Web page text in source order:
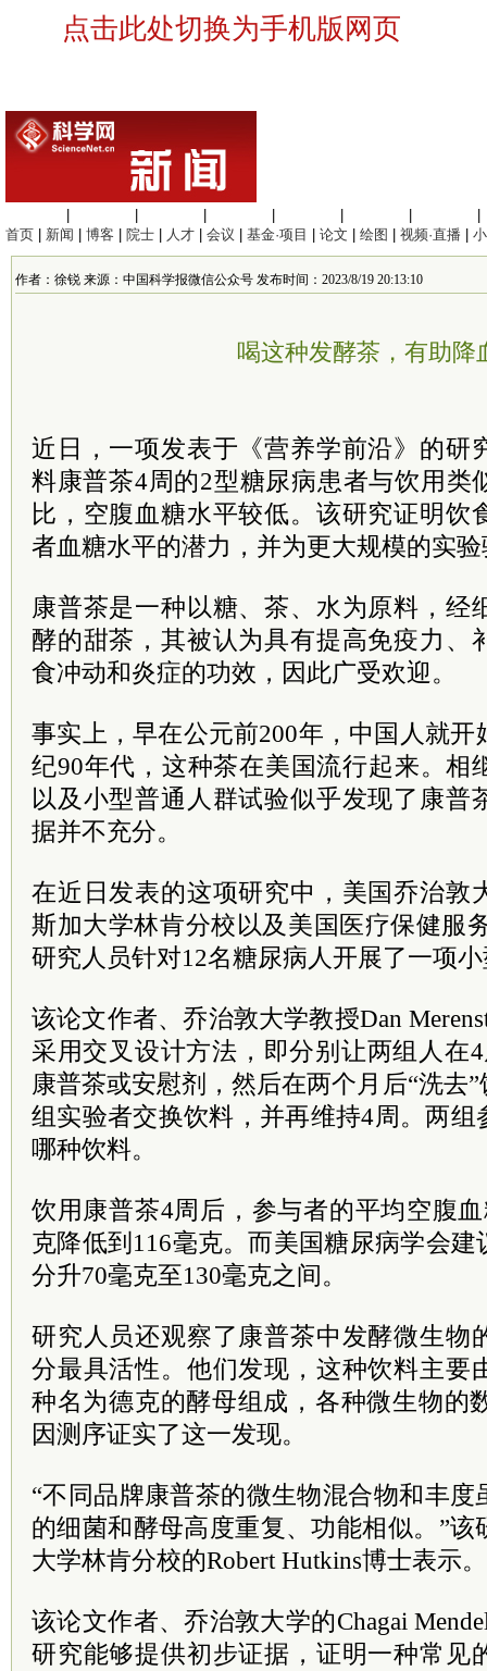
点击此处切换为手机版网页
首页
新闻 博客 院士 人才 会议 基金·项目 论文 绘图 视频·直播
作者：徐锐 来源：中国科学报微信公众号 发布时间：2023/8/19 20:13:10
喝这种发酵茶，有助降
近日，一项发表于《营养学前沿》的研
料康普茶4周的2型糖尿病患者与饮用类
比，空腹血糖水平较低。该研究证明饮
者血糖水平的潜力，并为更大规模的实
康普茶是一种以糖、茶、水为原料，经
酵的甜茶，其被认为具有提高免疫力、
食冲动和炎症的功效，因此广受欢迎。
事实上，早在公元前200年，中国人就开
纪90年代，这种茶在美国流行起来。相
以及小型普通人群试验似乎发现了康普
据并不充分。
在近日发表的这项研究中，美国乔治敦
斯加大学林肯分校以及美国医疗保健服
研究人员针对12名糖尿病人开展了一项
该论文作者、乔治敦大学教授Dan
采用交叉设计方法，即分别让两组人在
康普茶或安慰剂，然后在两个月后“洗去
组实验者交换饮料，并再维持4周。两
哪种饮料。
饮用康普茶4周后，参与者的平均空腹
克降低到116毫克。而美国糖尿病学会
分升70毫克至130毫克之间。
研究人员还观察了康普茶中发酵微生物
分最具活性。他们发现，这种饮料主要
种名为德克的酵母组成，各种微生物的
因测序证实了这一发现。
“不同品牌康普茶的微生物混合物和丰
的细菌和酵母高度重复、功能相似。”
大学林肯分校的Robert Hutkins博士表示。
该论文作者、乔治敦大学的Chagai
研究能够提供初步证据，证明一种常见